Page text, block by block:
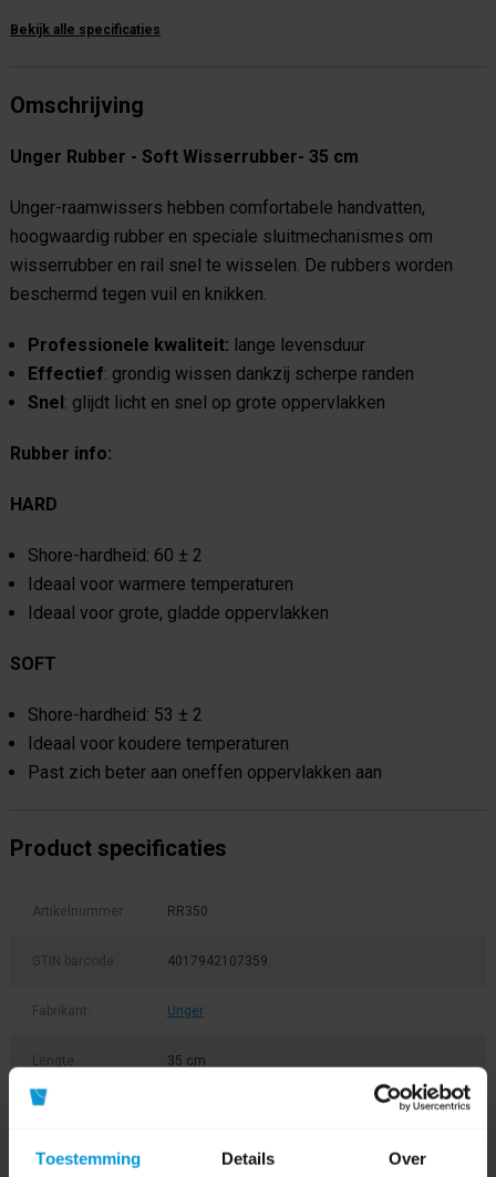
Toestemming Details Over
Bekijk alle specificaties
Omschrijving
Unger Rubber - Soft Wisserrubber- 35 cm
Unger-raamwissers hebben comfortabele handvatten,
hoogwaardig rubber en speciale sluitmechanismes om
wisserrubber en rail snel te wisselen. De rubbers worden
beschermd tegen vuil en knikken.
Professionele kwaliteit: lange levensduur
Effectief: grondig wissen dankzij scherpe randen
Snel: glijdt licht en snel op grote oppervlakken
Rubber info:
HARD
Shore-hardheid: 60 ± 2
Ideaal voor warmere temperaturen
Ideaal voor grote, gladde oppervlakken
SOFT
Shore-hardheid: 53 ± 2
Ideaal voor koudere temperaturen
Past zich beter aan oneffen oppervlakken aan
Product specificaties
Artikelnummer RR350
GTIN barcode 4017942107359
Fabrikant: Unger
Lengte 35 cm
Soort rubber